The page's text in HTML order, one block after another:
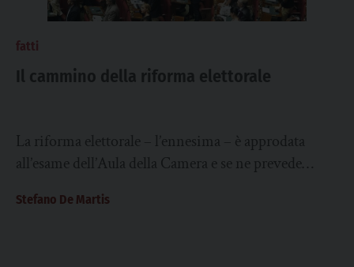
fatti
Il cammino della riforma elettorale
La riforma elettorale – l’ennesima – è approdata
all’esame dell’Aula della Camera e se ne prevede
Stefano De Martis